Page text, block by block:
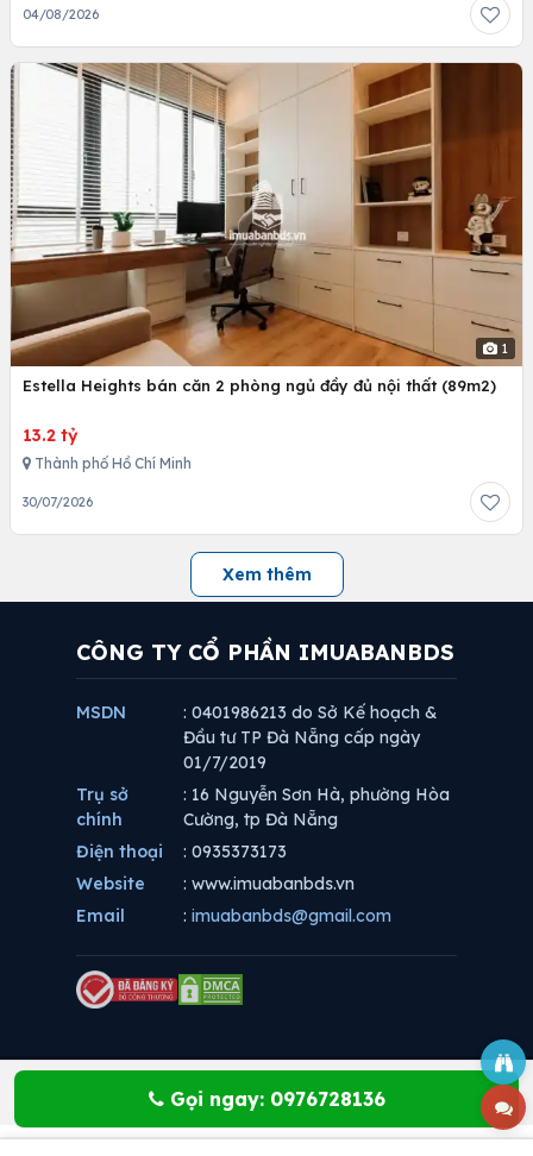
04/08/2026
1
Estella Heights bán căn 2 phòng ngủ đầy đủ nội thất (89m2)
13.2 tỷ
Thành phố Hồ Chí Minh
30/07/2026
Xem thêm
Gọi ngay: 0976728136
CÔNG TY CỔ PHẦN IMUABANBDS
MSDN
: 0401986213 do Sở Kế hoạch &
Đầu tư TP Đà Nẵng cấp ngày
01/7/2019
Trụ sở
chính
: 16 Nguyễn Sơn Hà, phường Hòa
Cường, tp Đà Nẵng
Điện thoại
: 0935373173
Website
: www.imuabanbds.vn
Email
: imuabanbds@gmail.com